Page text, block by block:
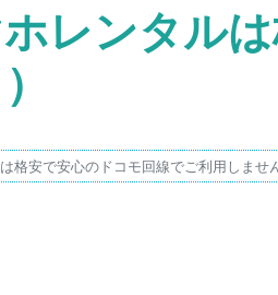
レンタル
格安で安心のドコモ回線でご利用しませ